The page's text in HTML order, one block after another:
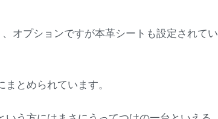
オプションですが本革シートも設定されてい
とめられています。